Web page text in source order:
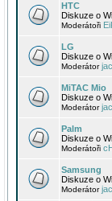
HTC
Diskuze o
Moderátoři
LG
Diskuze o
Moderátor
MiTAC Mio
Diskuze o
Moderátor
Palm
Diskuze o
Moderátoři
Samsung
Diskuze o
Moderátor